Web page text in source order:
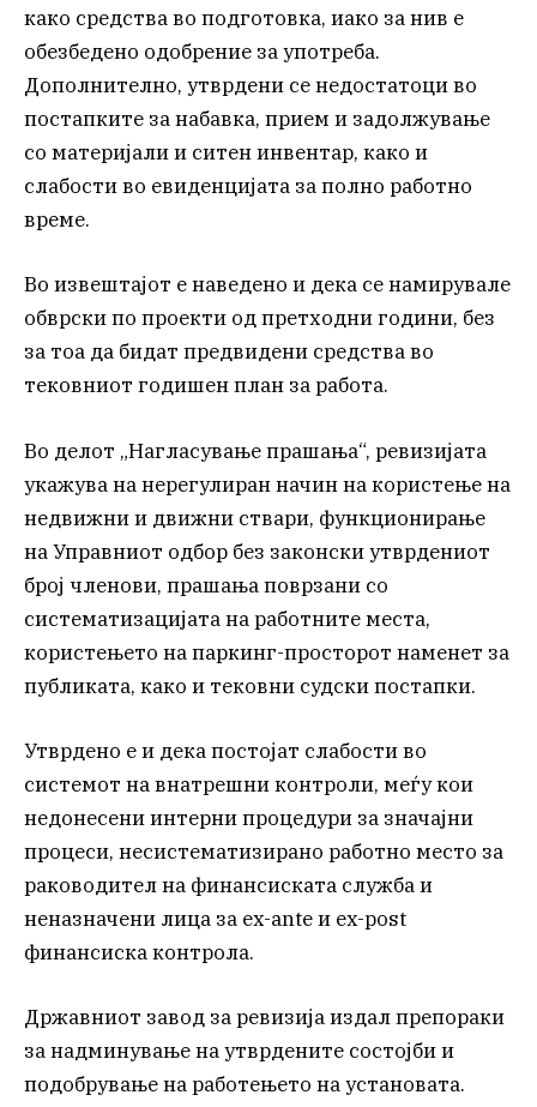
како средства во подготовка, иако за нив е
обезбедено одобрение за употреба.
Дополнително, утврдени се недостатоци во
постапките за набавка, прием и задолжување
со материјали и ситен инвентар, како и
слабости во евиденцијата за полно работно
време.
Во извештајот е наведено и дека се намирувале
обврски по проекти од претходни години, без
за тоа да бидат предвидени средства во
тековниот годишен план за работа.
Во делот „Нагласување прашања“, ревизијата
укажува на нерегулиран начин на користење на
недвижни и движни ствари, функционирање
на Управниот одбор без законски утврдениот
број членови, прашања поврзани со
систематизацијата на работните места,
користењето на паркинг-просторот наменет за
публиката, како и тековни судски постапки.
Утврдено е и дека постојат слабости во
системот на внатрешни контроли, меѓу кои
недонесени интерни процедури за значајни
процеси, несистематизирано работно место за
раководител на финансиската служба и
неназначени лица за ex-ante и ex-post
финансиска контрола.
Државниот завод за ревизија издал препораки
за надминување на утврдените состојби и
подобрување на работењето на установата.